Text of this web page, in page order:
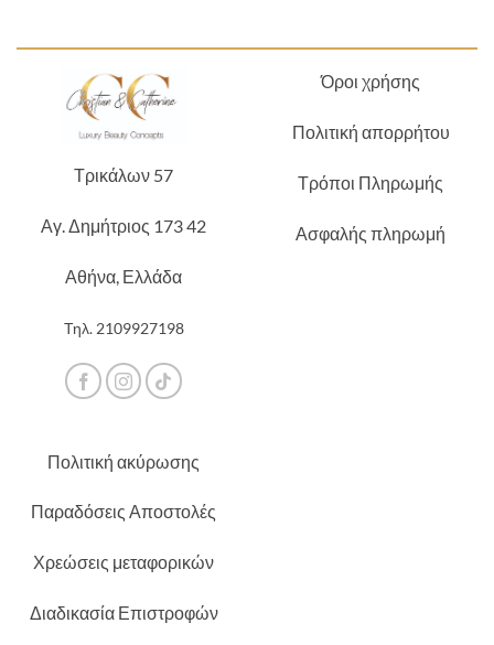
Τρικάλων 57
Αγ. Δημήτριος 173 42
Αθήνα, Ελλάδα
Τηλ. 2109927198
Όροι χρήσης
Πολιτική απορρήτου
Τρόποι Πληρωμής
Ασφαλής πληρωμή
Πολιτική ακύρωσης
Παραδόσεις Αποστολές
Χρεώσεις μεταφορικών
Διαδικασία Επιστροφών